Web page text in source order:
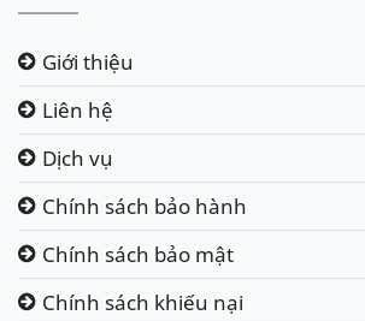
Giới thiệu
Liên hệ
Dịch vụ
Chính sách bảo hành
Chính sách bảo mật
Chính sách khiếu nại